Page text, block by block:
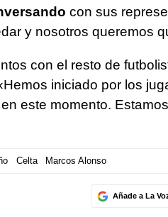
con sus
y nosotros queremos
con el resto de
iniciado por los
este momento.
Celta Marcos Alonso
Añade a La